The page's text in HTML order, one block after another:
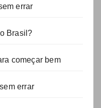
errar
Brasil?
começar bem
errar